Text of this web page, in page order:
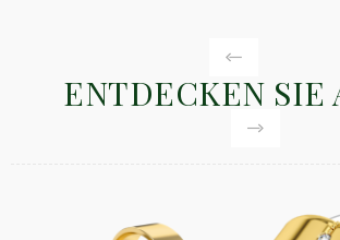
ENTDECKEN SIE